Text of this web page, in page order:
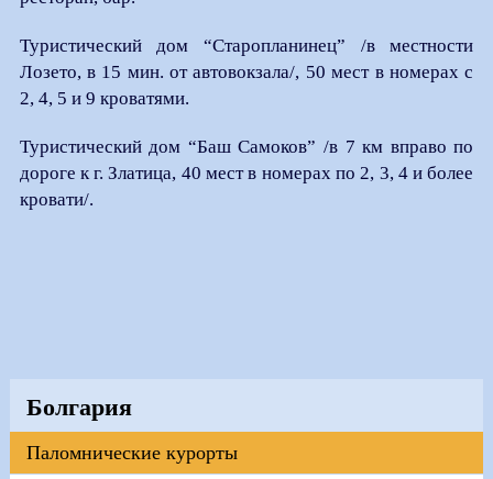
Туристический дом “Старопланинец” /в местности
Лозето, в 15 мин. от автовокзала/, 50 мест в номерах с
2, 4, 5 и 9 кроватями.
Туристический дом “Баш Самоков” /в 7 км вправо по
дороге к г. Златица, 40 мест в номерах по 2, 3, 4 и более
кровати/.
Болгария
Паломнические курорты